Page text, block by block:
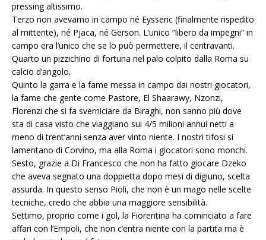
pressing altissimo.
Terzo non avevamo in campo né Eysseric (finalmente rispedito
al mittente), né Pjaca, né Gerson. L’unico “libero da impegni” in
campo era l’unico che se lo può permettere, il centravanti.
Quarto un pizzichino di fortuna nel palo colpito dalla Roma su
calcio d’angolo.
Quinto la garra e la fame messa in campo dai nostri giocatori,
la fame che gente come Pastore, El Shaarawy, Nzonzi,
Florenzi che si fa sverniciare da Biraghi, non sanno più dove
sta di casa visto che viaggiano sui 4/5 milioni annui netti a
meno di trent’anni senza aver vinto niente. I nostri tifosi si
lamentano di Corvino, ma alla Roma i giocatori sono monchi.
Sesto, grazie a Di Francesco che non ha fatto giocare Dzeko
che aveva segnato una doppietta dopo mesi di digiuno, scelta
assurda. In questo senso Pioli, che non è un mago nelle scelte
tecniche, credo che abbia una maggiore sensibilità.
Settimo, proprio come i gol, la Fiorentina ha cominciato a fare
affari con l’Empoli, che non c’entra niente con la partita ma è